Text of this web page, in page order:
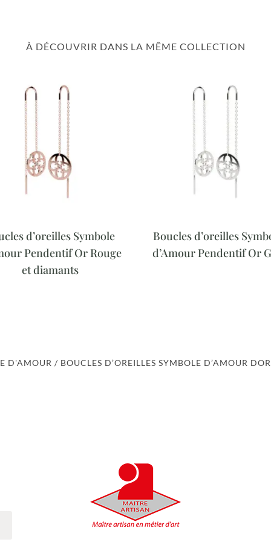
À DÉCOUVRIR DANS LA MÊME COLLECTION
d’oreilles Symbole
Pendentif Or Rouge
et diamants
Boucles d’oreilles
d’Amour Pendentif Or
D'AMOUR / BOUCLES D’OREILLES SYMBOLE D’AMOUR